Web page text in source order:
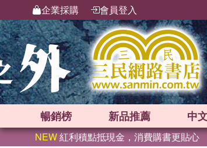
企業採購 會員登入
暢銷榜 新品推薦 中
NEW紅利積點抵現金，消費購書更貼心